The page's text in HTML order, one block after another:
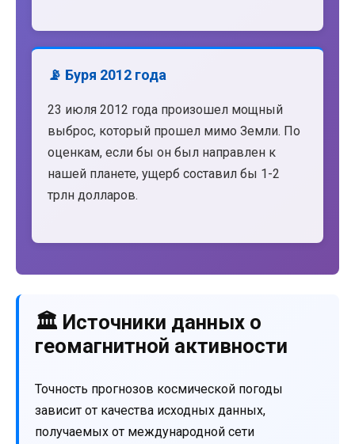
📡 Буря 2012 года
23 июля 2012 года произошел мощный
выброс, который прошел мимо Земли. По
оценкам, если бы он был направлен к
нашей планете, ущерб составил бы 1-2
трлн долларов.
🏛️ Источники данных о
геомагнитной активности
Точность прогнозов космической погоды
зависит от качества исходных данных,
получаемых от международной сети